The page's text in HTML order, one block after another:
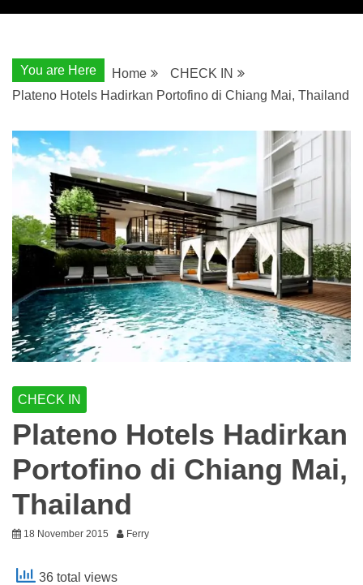
You are Here Home
CHECK IN
Plateno Hotels Hadirkan Portofino di Chiang Mai, Thailand
CHECK IN
Plateno Hotels Hadirkan
Portofino di Chiang Mai,
Thailand
18 November 2015 Ferry
36 total views